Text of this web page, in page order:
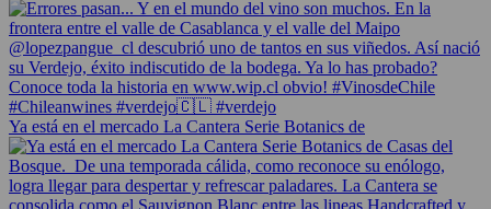
Ya está en el mercado La Cantera Serie Botanics de